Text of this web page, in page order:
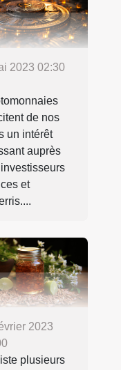
2023 02:30
de nos
un intérêt
auprès
et
2023
plusieurs